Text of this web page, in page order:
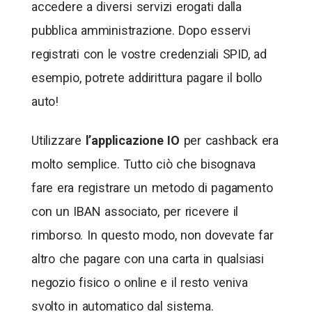
accedere a diversi servizi erogati dalla
pubblica amministrazione. Dopo esservi
registrati con le vostre credenziali SPID, ad
esempio, potrete addirittura pagare il bollo
auto!
Utilizzare l’applicazione IO per cashback era
molto semplice. Tutto ciò che bisognava
fare era registrare un metodo di pagamento
con un IBAN associato, per ricevere il
rimborso. In questo modo, non dovevate far
altro che pagare con una carta in qualsiasi
negozio fisico o online e il resto veniva
svolto in automatico dal sistema.